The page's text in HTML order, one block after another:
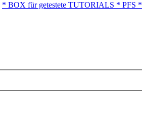
* BOX für getestete TUTORIALS * PFS *